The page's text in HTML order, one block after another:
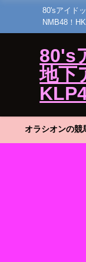
80'sアイド
NMB48！
80's
地下
オラシオンの競